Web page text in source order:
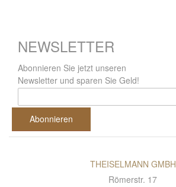
NEWSLETTER
Abonnieren Sie jetzt unseren
Newsletter und sparen Sie Geld!
Abonnieren
THEISELMANN GMBH
Römerstr. 17